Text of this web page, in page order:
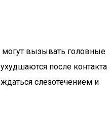
могут вызывать головные
после контакта
слезотечением и